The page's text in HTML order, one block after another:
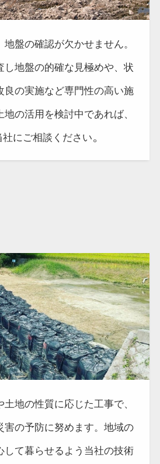
盤の確認が欠かせません。
し地盤の的確な見極めや、状
良の実施など専門性の高い施
の活用を検討中であれば、
にご相談ください。
地の性質に応じた工事で、
害の予防に努めます。地域の
して暮らせるよう当社の技術